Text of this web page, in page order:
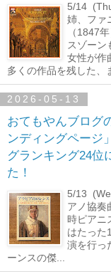
5/14
姉、ファ
（1847
スゾーン
女性が作
多くの作品を残した、
2026-05-13
おてもやんブログ
ンディングページ
グランキング24位
た！
5/13
アノ協奏
時ピアニ
はたった
演を行っ
ーンスの傑...